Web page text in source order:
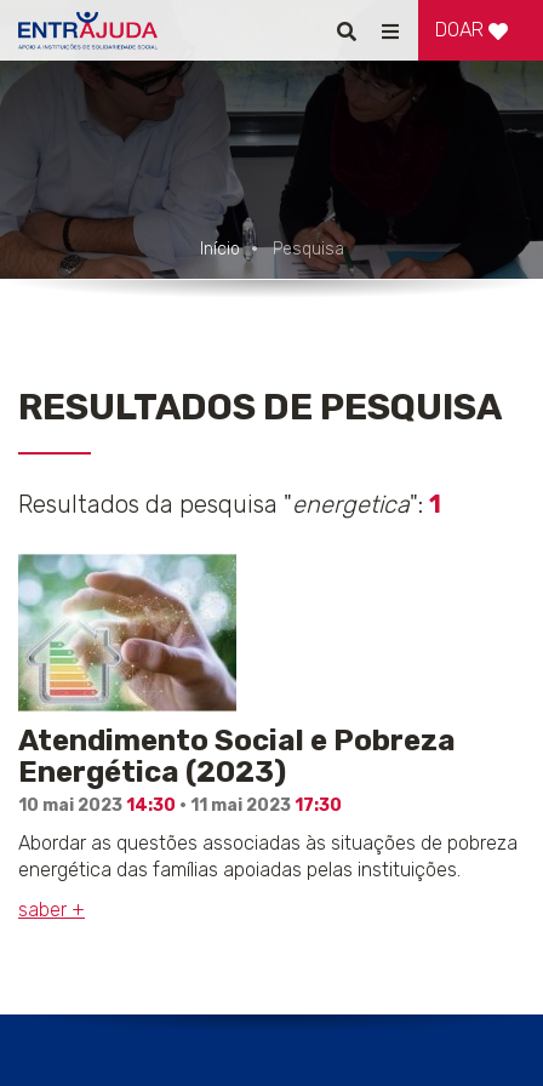
Pesquisar
Alternar
de
DOAR
Início Pesquisa
RESULTADOS DE PESQUISA
Resultados da pesquisa "energetica": 1
Atendimento Social e Pobreza
Energética (2023)
10 mai 202314:30 · 11 mai 202317:30
Abordar as questões associadas às situações de pobreza
energética das famílias apoiadas pelas instituições.
saber +